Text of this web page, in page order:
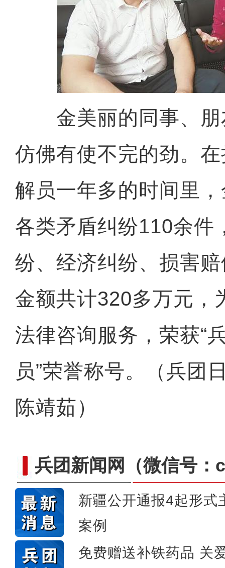
金美丽的同事、朋
仿佛有使不完的劲。
解员一年多的时间里
各类矛盾纠纷110余件
纷、经济纠纷、损害
金额共计320多万元，
法律咨询服务，荣获“
员”荣誉称号。（兵团
陈靖茹）
兵团新闻网 （微信号
新疆公开通报4起形式
案例
免费赠送补铁药品 关
全力开展公正检验 助力